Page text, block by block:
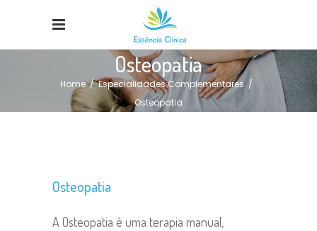
Osteopatia
Home/Especialidades Complementares/
Osteopatia
Osteopatia
A Osteopatia é uma terapia manual,